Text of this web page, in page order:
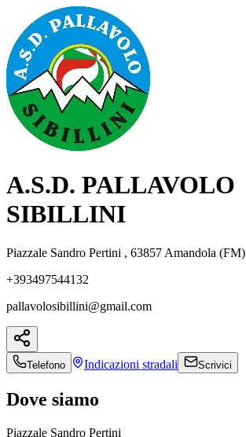
A.S.D. PALLAVOLO
SIBILLINI
Piazzale Sandro Pertini , 63857 Amandola (FM)
+393497544132
pallavolosibillini@gmail.com
Telefono Indicazioni stradali Scrivici
Dove siamo
Piazzale Sandro Pertini